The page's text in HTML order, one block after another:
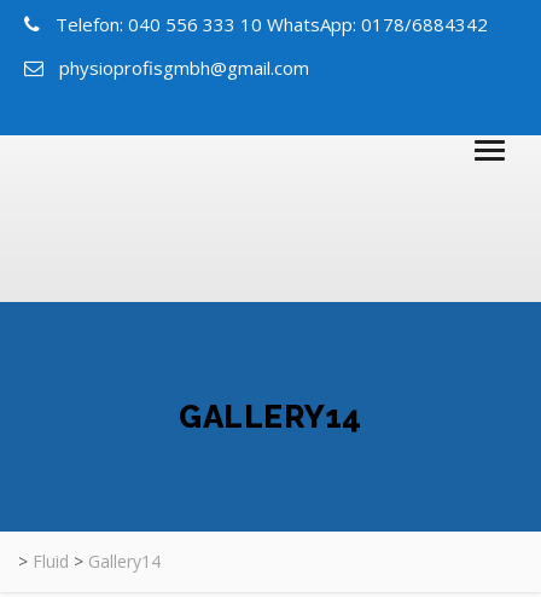
Telefon: 040 556 333 10 WhatsApp: 0178/6884342
physioprofisgmbh@gmail.com
GALLERY14
> Fluid > Gallery14